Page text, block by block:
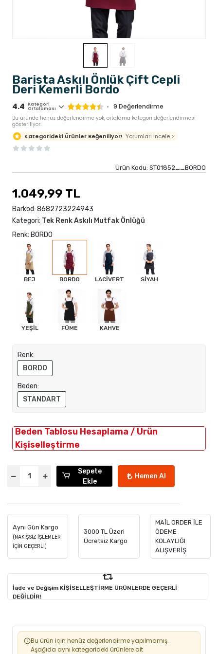
Barista Askılı Önlük Çift Cepli
Deri Kemerli Bordo
4.4 Kategori
Ortalaması 9 Değerlendirme
Bu üründe henüz değerlendirme yok, ortalama kategori değerlendirmesi
gösteriliyor.
Kategorideki Ürünler Beğeniliyor! Yorumları İncele >
Ürün Kodu: ST01852__BORDO
1.049,99 TL
Barkod: 8682723224943
Kategori: Tek Renk Askılı Mutfak Önlüğü
Renk: BORDO
BEJ BORDO LACİVERT SİYAH
YEŞİL FÜME KAHVE
Renk:
BORDO
Beden:
STANDART
Beden Tablosu Hesaplama / Ürün
Kişiselleştirme
Sepete
Ekle
Hemen Al
Aynı Gün Kargo
(NAKIŞSIZ İŞLEMLER
İÇİN GEÇERLİ)
3000 TL Üzeri
Ücretsiz Kargo
MAİL ORDER İLE
ÖDEME
KOLAYLIĞI
ALIŞVERİŞ
İade ve Değişim KİŞİSELLEŞTİRME ÜRÜNLERDE GEÇERLİ
DEĞİLDİR!
Bu ürün için henüz değerlendirme yapılmamış.
Aşağıda aynı kategorideki ürünlere ait